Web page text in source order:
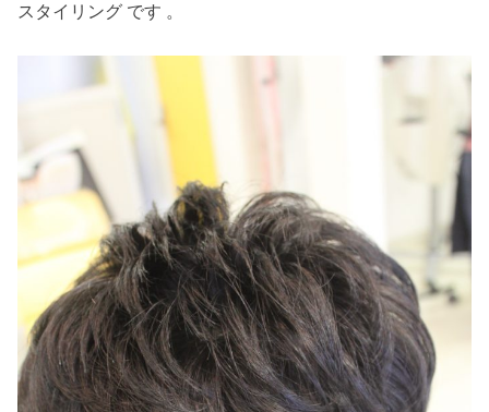
スタイリング です 。